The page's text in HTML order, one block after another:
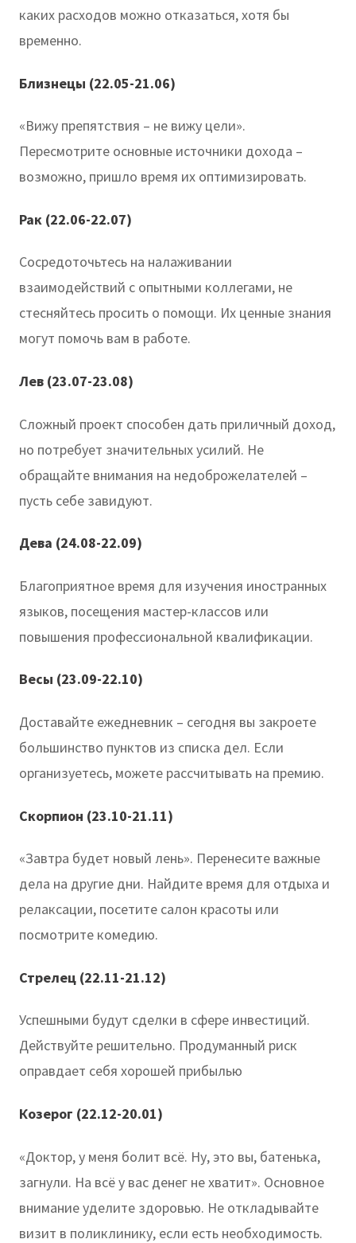
каких расходов можно отказаться, хотя бы
временно.
Близнецы (22.05-21.06)
«Вижу препятствия – не вижу цели».
Пересмотрите основные источники дохода –
возможно, пришло время их оптимизировать.
Рак (22.06-22.07)
Сосредоточьтесь на налаживании
взаимодействий с опытными коллегами, не
стесняйтесь просить о помощи. Их ценные знания
могут помочь вам в работе.
Лев (23.07-23.08)
Сложный проект способен дать приличный доход,
но потребует значительных усилий. Не
обращайте внимания на недоброжелателей –
пусть себе завидуют.
Дева (24.08-22.09)
Благоприятное время для изучения иностранных
языков, посещения мастер-классов или
повышения профессиональной квалификации.
Весы (23.09-22.10)
Доставайте ежедневник – сегодня вы закроете
большинство пунктов из списка дел. Если
организуетесь, можете рассчитывать на премию.
Скорпион (23.10-21.11)
«Завтра будет новый лень». Перенесите важные
дела на другие дни. Найдите время для отдыха и
релаксации, посетите салон красоты или
посмотрите комедию.
Стрелец (22.11-21.12)
Успешными будут сделки в сфере инвестиций.
Действуйте решительно. Продуманный риск
оправдает себя хорошей прибылью
Козерог (22.12-20.01)
«Доктор, у меня болит всё. Ну, это вы, батенька,
загнули. На всё у вас денег не хватит». Основное
внимание уделите здоровью. Не откладывайте
визит в поликлинику, если есть необходимость.